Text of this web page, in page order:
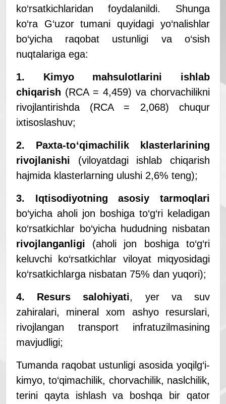
ko‘rsatkichlaridan foydalanildi. Shunga
ko‘ra G‘uzor tumani quyidagi yo‘nalishlar
bo‘yicha raqobat ustunligi va o‘sish
nuqtalariga ega:
1. Kimyo mahsulotlarini ishlab
chiqarish (RCA = 4,459) va chorvachilikni
rivojlantirishda (RCA = 2,068) chuqur
ixtisoslashuv;
2. Paxta-to‘qimachilik klaster larining
rivojlanishi (viloyatdagi ishlab chiqarish
hajmida klasterlarning ulushi 2,6% teng);
3. Iqtisodiyotning asosiy tarmoqlari
bo‘yicha aholi jon boshiga to‘g‘ri keladigan
ko‘rsatkichlar bo‘yicha hududning nisbatan
rivojlanganligi (aholi jon boshiga to‘g‘ri
keluvchi ko‘rsatkichlar viloyat miqyosidagi
ko‘rsatkichlarga nisbatan 75% dan yuqori);
4. Resurs salohiyati, yer va suv
zahiralari, mineral xom ashyo resurslari,
rivojlangan transport infratuzilmasining
mavjudligi;
Tumanda raqobat ustunligi asosida yoqilg‘i-
kimyo, to‘qimachilik, chorvachilik, naslchilik,
terini qayta ishlash va boshqa bir qator